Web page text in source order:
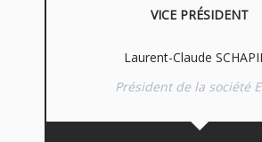
VICE PRÉSIDENT
Laurent-Claude
Président de la société